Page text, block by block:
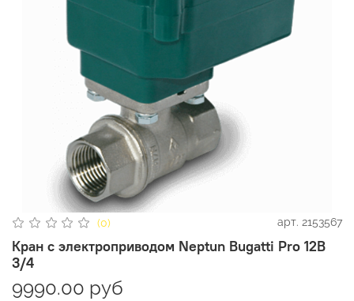
(0) арт. 2153567
Кран с электроприводом Neptun Bugatti Pro 12В
3/4
9990.00 руб